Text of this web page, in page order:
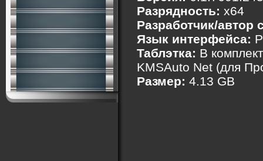
Разрядность: x64
Разработчик/автор
Язык интерфейса:
Таблэтка: В
KMSAuto Net (для
Размер: 4.13 GB